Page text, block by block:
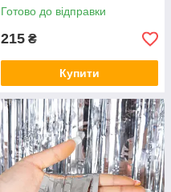
Готово до відправки
215 ₴
Купити